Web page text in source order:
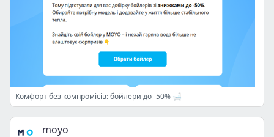
Комфорт без компромісів: бойлери до -50% 🛁
moyo